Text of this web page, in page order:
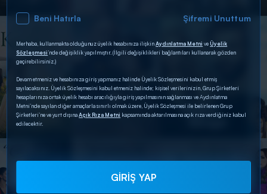
DİĞER SONUÇLAR
Beni Hatırla Şifremi Unuttum
Merhaba, kullanmakta olduğunuz üyelik hesabınıza ilişkinAydınlatma Metni veÜyelik
Sözleşmesi’nde değişiklik yapılmıştır. (İlgili değişiklikleri bağlantıları kullanarak gözden
geçirebilirsiniz.)
Devam etmeniz ve hesabınıza giriş yapmanız halinde Üyelik Sözleşmesini kabul etmiş
sayılacaksınız. Üyelik Sözleşmesini kabul etmeniz halinde; kişisel verilerinizin, Grup Şirketleri
hesaplarınıza ortak üyelik hesabı aracılığıyla giriş yapılmasının sağlanması ve Aydınlatma
Metni’nde sayılan diğer amaçlarla sınırlı olmak üzere, Üyelik Sözleşmesi ile belirlenen Grup
Şirketleri’ne ve yurt dışınaAçık Rıza Metni kapsamında aktarılmasına açık rıza verdiğiniz kabul
edilecektir.
GİRİŞ YAP